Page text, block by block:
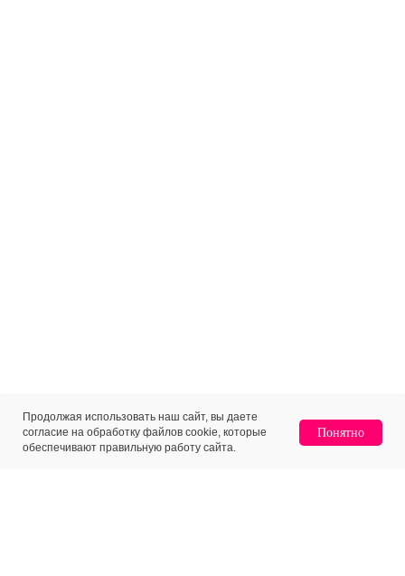
Продолжая использовать наш сайт, вы даете
согласие на обработку файлов cookie, которые
обеспечивают правильную работу сайта.
Понятно